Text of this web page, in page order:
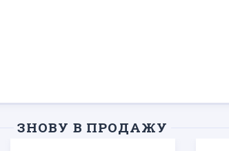
ЗНОВУ В ПРОДАЖУ